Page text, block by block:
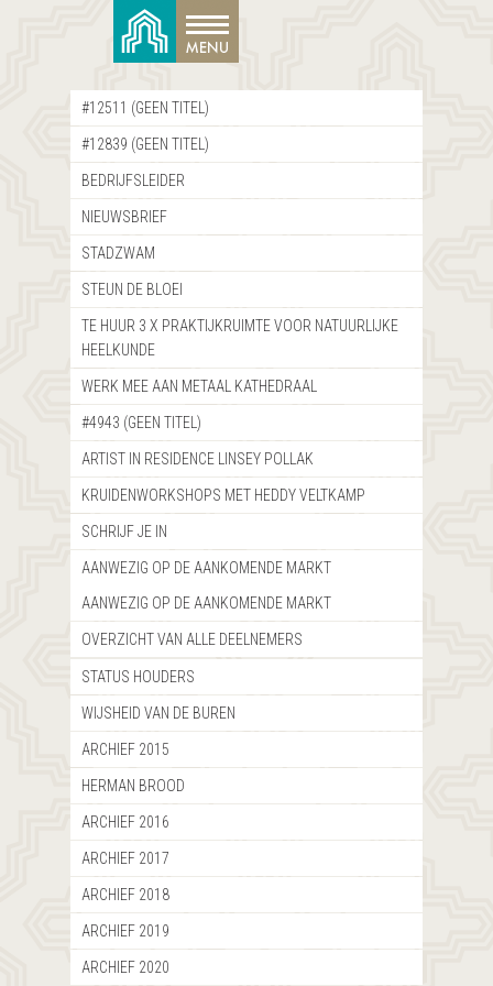
#12511 (GEEN TITEL)
#12839 (GEEN TITEL)
BEDRIJFSLEIDER
NIEUWSBRIEF
STADZWAM
STEUN DE BLOEI
TE HUUR 3 X PRAKTIJKRUIMTE VOOR NATUURLIJKE
HEELKUNDE
WERK MEE AAN METAAL KATHEDRAAL
#4943 (GEEN TITEL)
ARTIST IN RESIDENCE LINSEY POLLAK
KRUIDENWORKSHOPS MET HEDDY VELTKAMP
SCHRIJF JE IN
AANWEZIG OP DE AANKOMENDE MARKT
AANWEZIG OP DE AANKOMENDE MARKT
OVERZICHT VAN ALLE DEELNEMERS
STATUS HOUDERS
WIJSHEID VAN DE BUREN
ARCHIEF 2015
HERMAN BROOD
ARCHIEF 2016
ARCHIEF 2017
ARCHIEF 2018
ARCHIEF 2019
ARCHIEF 2020